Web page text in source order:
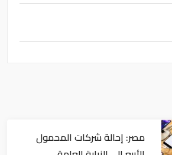
مصر: إحالة شركات المحمول